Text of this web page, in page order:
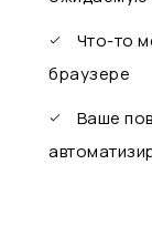
Что-то
браузере
Ваше